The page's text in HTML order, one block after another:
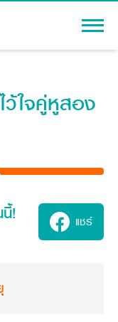
ว้ใจคู่หูสอง
โปรโมชัน
หมดอายุ
! แชร์